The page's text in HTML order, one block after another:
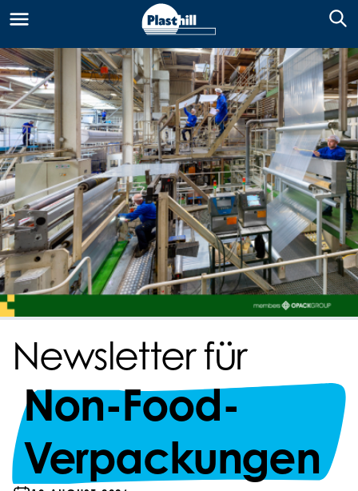
Newsletter für
Non-Food-
Verpackungen